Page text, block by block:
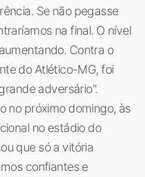
Se não pegasse
na final. O nível
Contra o
do Atlético-MG, foi
adversário".
no próximo domingo, às
no estádio do
que só a vitória
confiantes e